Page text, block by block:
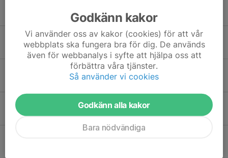
23 mar, 15:59 0
Välkommen till open court för tjejer i lågstadiet
19 mar, 21:13 0
Ingen träning 31/3 pga åtgärder golv
4 mar, 14:29 0
9 feb, 19:13 0
Godkänn kakor
Vi använder oss av kakor (cookies) för att vår
webbplats ska fungera bra för dig. De används
även för webbanalys i syfte att hjälpa oss att
förbättra våra tjänster.
Så använder vi cookies
Godkänn alla kakor
Bara nödvändiga